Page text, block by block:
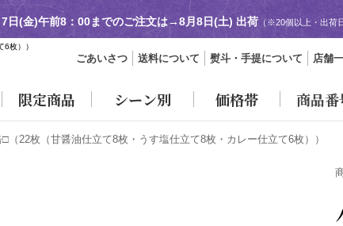
枚））
日(金)午前8：00までのご注文は→8月8日(土) 出荷 （※20個以上・出荷
ごあいさつ 送料について 熨斗・手提について 店舗
限定商品 シーン別 価格帯 商品
□ （22枚（甘醤油仕立て8枚・うす塩仕立て8枚・カレー仕立て6枚））